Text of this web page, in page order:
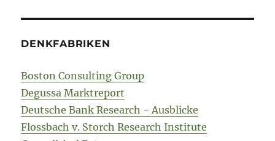
DENKFABRIKEN
Boston Consulting Group
Degussa Marktreport
Deutsche Bank Research - Ausblicke
Flossbach v. Storch Research Institute